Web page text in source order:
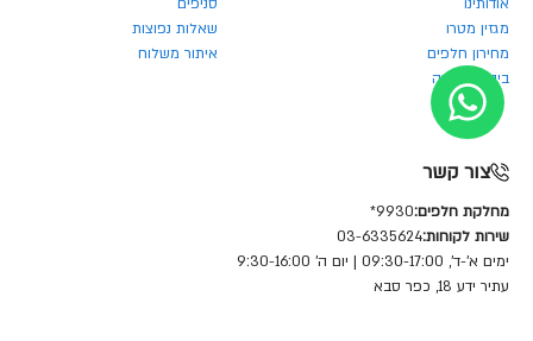
מגזין מטרו
שאלות נפוצות
מחירון חלפים
איתור משלוח
ביטול הזמנה
צור קשר
מחלקת חלפים:9930*
שירות לקוחות:03-6335624
ימים א'-ד', 09:30-17:00 | יום ה' 9:30-16:00
עתיר ידע 18, כפר סבא